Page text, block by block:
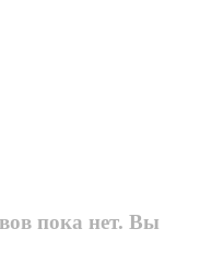
пока нет. Вы